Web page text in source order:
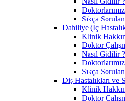
Doktorlarımız
Sıkça
Dahiliye (İç
Klinik
Doktor
Nasıl Gidilir ?
Doktorlarımız
Sıkça
Diş Hastalıkları ve
Klinik
Doktor